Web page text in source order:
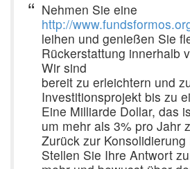
Nehmen Sie eine
http://
leihen und genießen Sie
Rückerstattung innerhalb
Wir sind
bereit zu erleichtern und
Investitionsprojekt bis zu
Eine Milliarde Dollar, das
um mehr als 3% pro Jahr
Zurück zur Konsolidierung
Stellen Sie Ihre Antwort